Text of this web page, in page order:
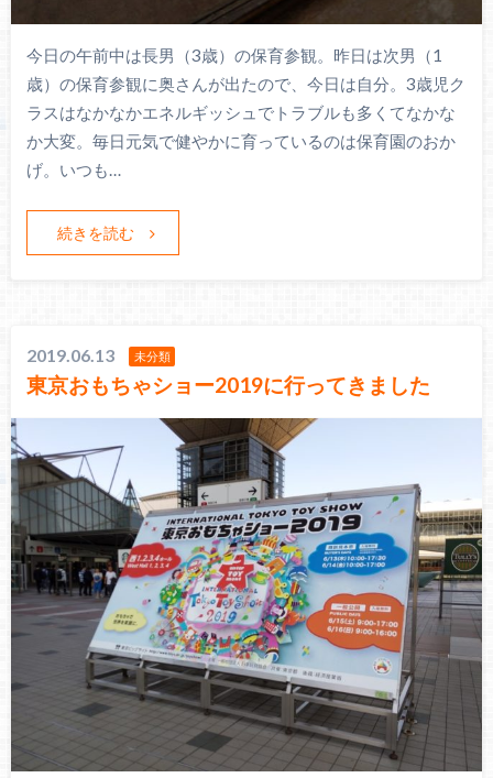
今日の午前中は長男（3歳）の保育参観。昨日は次男（1
歳）の保育参観に奥さんが出たので、今日は自分。3歳児ク
ラスはなかなかエネルギッシュでトラブルも多くてなかな
か大変。毎日元気で健やかに育っているのは保育園のおか
げ。いつも…
続きを読む
2019.06.13 未分類
東京おもちゃショー2019に行ってきました